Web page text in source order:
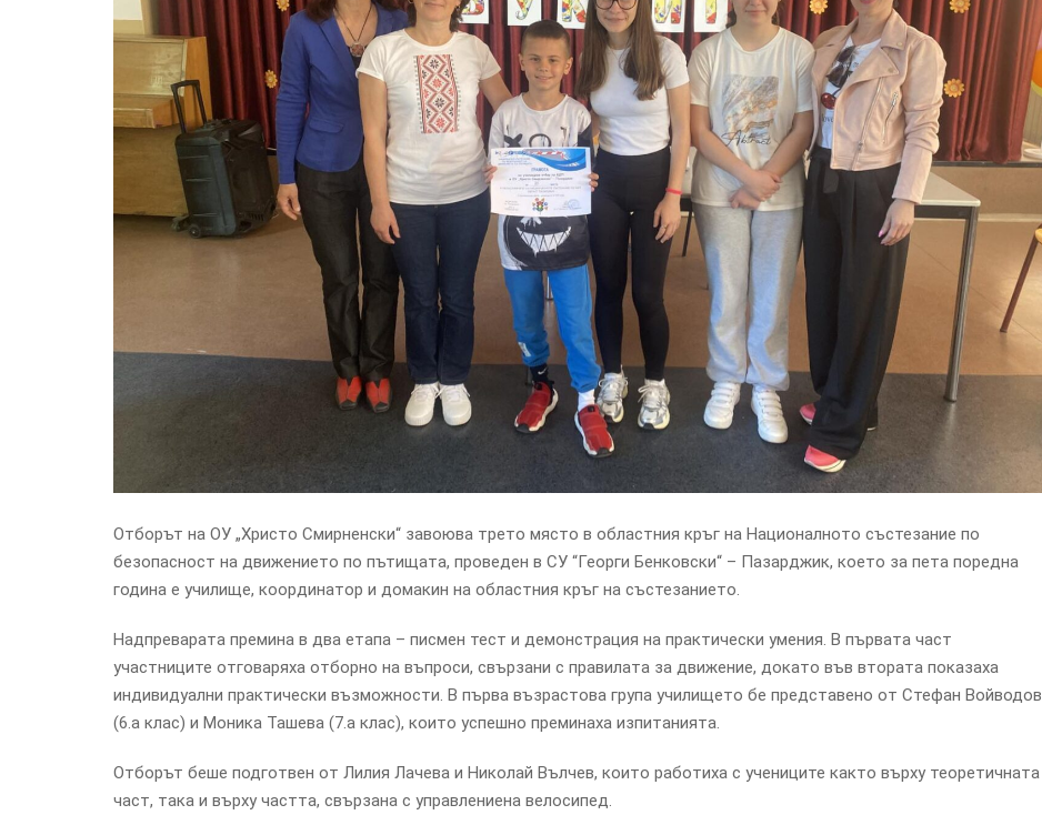
Отборът на ОУ „Христо Смирненски“ завоюва трето място в областния кръг на Националното състезание по
безопасност на движението по пътищата, проведен в СУ “Георги Бенковски“ – Пазарджик, което за пета поредна
година е училище, координатор и домакин на областния кръг на състезанието.
Надпреварата премина в два етапа – писмен тест и демонстрация на практически умения. В първата част
участниците отговаряха отборно на въпроси, свързани с правилата за движение, докато във втората показаха
индивидуални практически възможности. В първа възрастова група училището бе представено от Стефан Войводов
(6.а клас) и Моника Ташева (7.а клас), които успешно преминаха изпитанията.
Отборът беше подготвен от Лилия Лачева и Николай Вълчев, които работиха с учениците както върху теоретичната
част, така и върху частта, свързана с управлениена велосипед.